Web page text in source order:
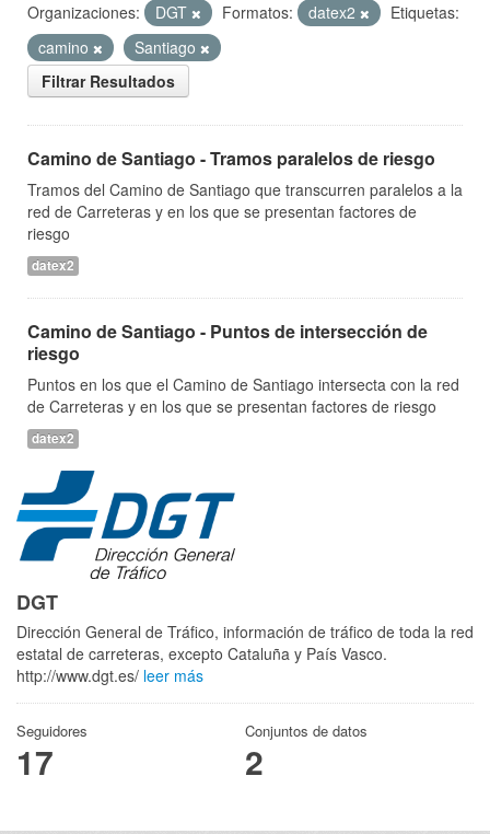
Organizaciones: DGT Formatos: datex2
Etiquetas:
camino
Santiago
Filtrar Resultados
Camino de Santiago - Tramos paralelos de riesgo
Tramos del Camino de Santiago que transcurren paralelos a la
red de Carreteras y en los que se presentan factores de
riesgo
datex2
Camino de Santiago - Puntos de intersección de
riesgo
Puntos en los que el Camino de Santiago intersecta con la red
de Carreteras y en los que se presentan factores de riesgo
datex2
DGT
Dirección General de Tráfico, información de tráfico de toda la red
estatal de carreteras, excepto Cataluña y País Vasco.
http://www.dgt.es/ leer más
Seguidores
17
Conjuntos de datos
2